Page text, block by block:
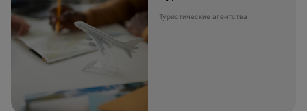
Туристические агентства